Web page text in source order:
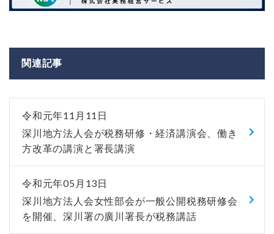
関連記事
令和元年11月11日
深川地方法人会が税務研修・経済講演会、働き
方改革の講演と署長講演
令和元年05月13日
深川地方法人会女性部会が一般公開税務研修会
を開催、深川署の廣川署長が税務講話